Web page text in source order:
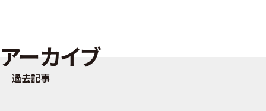
アーカイブ
過去記事